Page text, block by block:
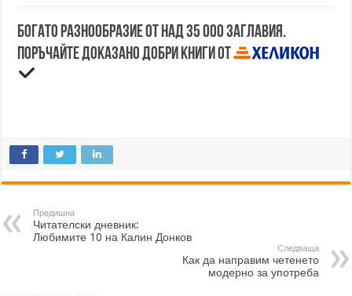
Богато разнообразие от над 35 000 заглавия.
Поръчайте доказано добри книги от
Предишна
Читателски дневник:
Любимите 10 на Калин Донков
Следваща
Как да направим четенето
модерно за употреба